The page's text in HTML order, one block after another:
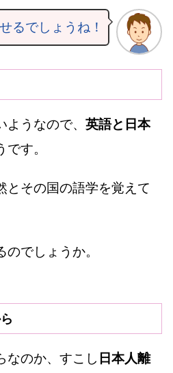
るでしょうね！
うなので、 英語と日本
す。
とその国の語学を覚えて
でしょうか。
なのか、すこし 日本人離